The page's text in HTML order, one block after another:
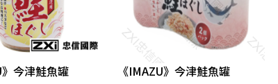
》今津鮭魚罐
《IMAZU》今津鮭魚罐